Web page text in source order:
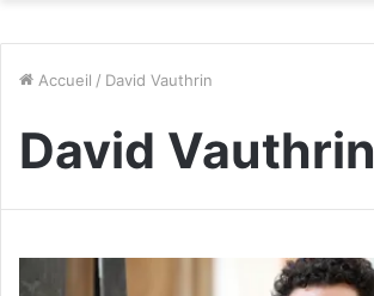
Accueil / David Vauthrin
David Vauthrin